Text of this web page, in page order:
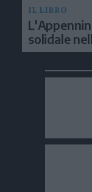
IL LIBRO
solidale